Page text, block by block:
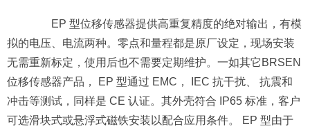
EP 型位移传感器提供高重复精度的绝对输出，有模
拟的电压、电流两种。零点和量程都是原厂设定，现场安装
无需重新标定，使用后也不需要定期维护。一如其它BRSEN
位移传感器产品， EP 型通过 EMC， IEC 抗干扰、 抗震和
冲击等测试，同样是 CE 认证。其外壳符合 IP65 标准，客户
可选滑块式或悬浮式磁铁安装以配合应用条件。 EP 型由于